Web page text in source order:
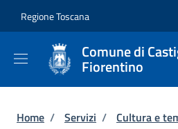
Regione Toscana
Comune di
Fiorentino
Briciole di pane
Home / Servizi / Cultura e